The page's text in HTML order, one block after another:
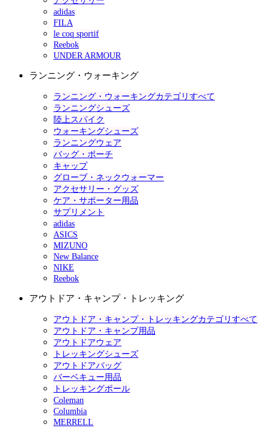
adidas
FILA
le coq sportif
Reebok
UNDER ARMOUR
ランニング・ウォーキング
ランニング・ウォーキングカテゴリすべて
ランニングシューズ
陸上スパイク
ウォーキングシューズ
ランニングウェア
バッグ・ポーチ
キャップ
グローブ・ネックウォーマー
アクセサリー・グッズ
ケア・サポーター用品
サプリメント
adidas
ASICS
MIZUNO
New Balance
NIKE
Reebok
アウトドア・キャンプ・トレッキング
アウトドア・キャンプ・トレッキングカテゴリすべて
アウトドア・キャンプ用品
アウトドアウェア
トレッキングシューズ
アウトドアバッグ
バーベキュー用品
トレッキングポール
Coleman
Columbia
MERRELL